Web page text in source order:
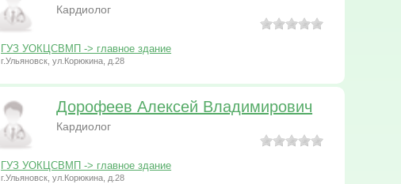
Кардиолог
ГУЗ УОКЦСВМП -> главное здание
г.Ульяновск, ул.Корюкина, д.28
Дорофеев Алексей Владимирович
Кардиолог
ГУЗ УОКЦСВМП -> главное здание
г.Ульяновск, ул.Корюкина, д.28